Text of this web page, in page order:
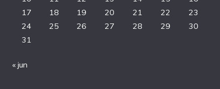
17
18 19 20 21 22
23
24
25 26 27 28 29
30
31
« jun